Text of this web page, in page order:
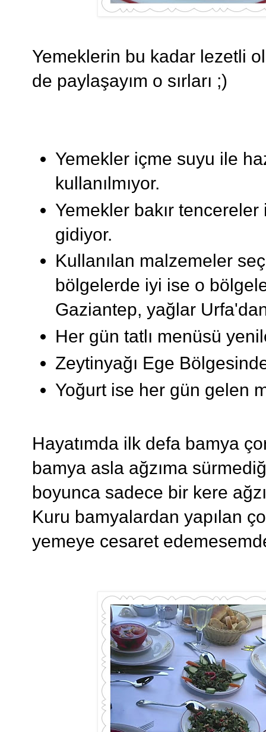
Yemeklerin bu kadar lezetli
de paylaşayım o sırları ;)
Yemekler içme suyu ile
kullanılmıyor.
Yemekler bakır
gidiyor.
Kullanılan malzemeler
bölgelerde iyi ise o
Gaziantep, yağlar
Her gün tatlı menüsü
Zeytinyağı Ege
Yoğurt ise her gün gelen
Hayatımda ilk defa bamya
bamya asla ağzıma
boyunca sadece bir kere
Kuru bamyalardan yapılan
yemeye cesaret